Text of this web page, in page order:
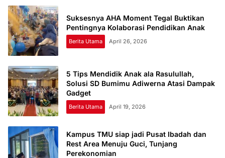
Suksesnya AHA Moment Tegal Buktikan
Pentingnya Kolaborasi Pendidikan Anak
Berita Utama April 26, 2026
5 Tips Mendidik Anak ala Rasulullah,
Solusi SD Bumimu Adiwerna Atasi Dampak
Gadget
Berita Utama April 19, 2026
Kampus TMU siap jadi Pusat Ibadah dan
Rest Area Menuju Guci, Tunjang
Perekonomian